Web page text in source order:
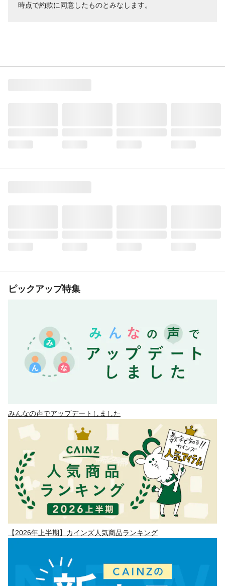
時点で約款に同意したものとみなします。
ピックアップ特集
みんなの声でアップデートしました
【2026年上半期】カインズ人気商品ランキング